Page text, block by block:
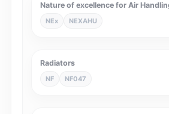
Nature of excellence for Air
NEx NEXAHU
Radiators
NF NF047